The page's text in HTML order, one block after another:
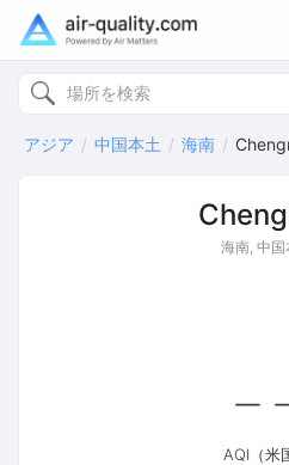
アジア 中国本土 海南
海南, 中国
AQI（米